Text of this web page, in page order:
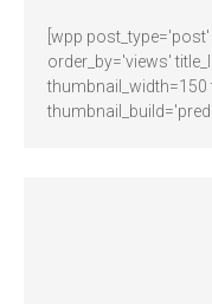
[wpp
order_by='views'
thumbnail_width=150